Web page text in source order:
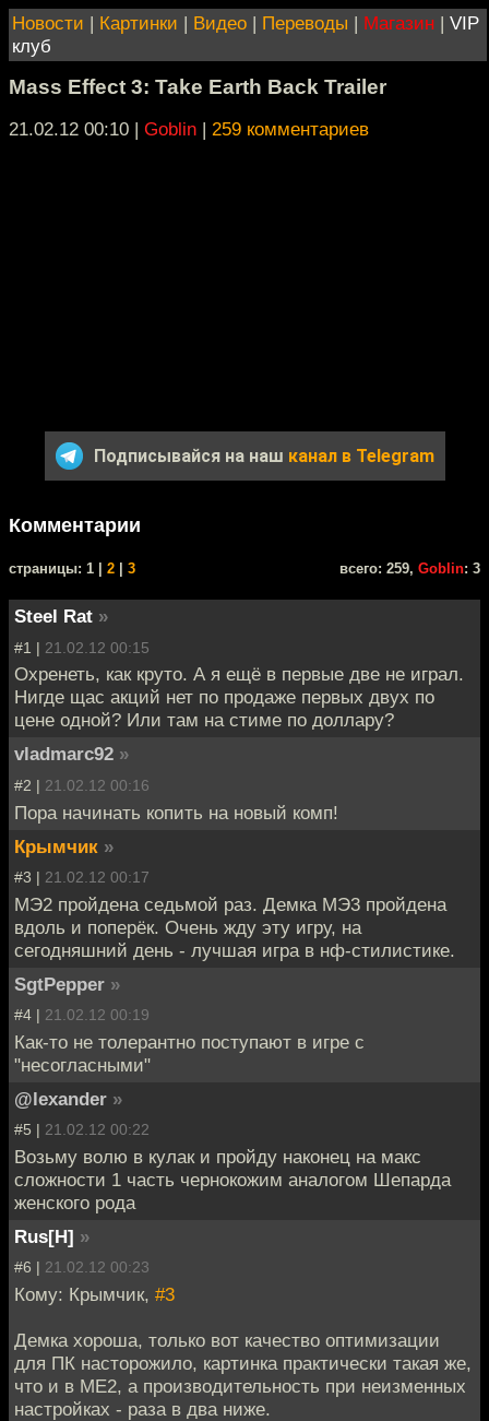
Новости | Картинки | Видео | Переводы | Магазин | VIP
клуб
Mass Effect 3: Take Earth Back Trailer
21.02.12 00:10 | Goblin | 259 комментариев
Подписывайся на наш канал в Telegram
Комментарии
cтраницы: 1 | 2 3 всего: 259, Goblin: 3
Steel Rat »
#1 | 21.02.12 00:15
Охренеть, как круто. А я ещё в первые две не играл.
Нигде щас акций нет по продаже первых двух по
цене одной? Или там на стиме по доллару?
vladmarc92 »
#2 | 21.02.12 00:16
Пора начинать копить на новый комп!
Крымчик »
#3 | 21.02.12 00:17
МЭ2 пройдена седьмой раз. Демка МЭ3 пройдена
вдоль и поперёк. Очень жду эту игру, на
сегодняшний день - лучшая игра в нф-стилистике.
SgtPepper »
#4 | 21.02.12 00:19
Как-то не толерантно поступают в игре с
"несогласными"
@lexander »
#5 | 21.02.12 00:22
Возьму волю в кулак и пройду наконец на макс
сложности 1 часть чернокожим аналогом Шепарда
женского рода
Rus[H] »
#6 | 21.02.12 00:23
Кому: Крымчик, #3
Демка хороша, только вот качество оптимизации
для ПК насторожило, картинка практически такая же,
что и в МЕ2, а производительность при неизменных
настройках - раза в два ниже.